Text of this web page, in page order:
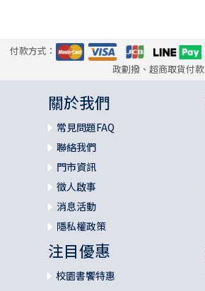
付款方式：
政劃撥、超商取貨付款
關於我們
常見問題FAQ
聯絡我們
門市資訊
徵人啟事
消息活動
隱私權政策
注目優惠
校園書饗特惠